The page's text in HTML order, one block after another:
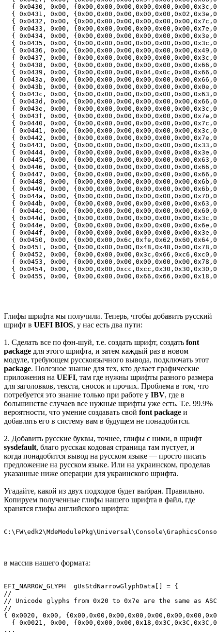
{ 0x0430, 0x00,
{ 0x0431, 0x00,
{ 0x0432, 0x00,
{ 0x0433, 0x00,
{ 0x0434, 0x00,
{ 0x0435, 0x00,
{ 0x0436, 0x00,
{ 0x0437, 0x00,
{ 0x0438, 0x00,
{ 0x0439, 0x00,
{ 0x043a, 0x00,
{ 0x043b, 0x00,
{ 0x043c, 0x00,
{ 0x043d, 0x00,
{ 0x043e, 0x00,
{ 0x043f, 0x00,
{ 0x0440, 0x00,
{ 0x0441, 0x00,
{ 0x0442, 0x00,
{ 0x0443, 0x00,
{ 0x0444, 0x00,
{ 0x0445, 0x00,
{ 0x0446, 0x00,
{ 0x0447, 0x00,
{ 0x0448, 0x00,
{ 0x0449, 0x00,
{ 0x044a, 0x00,
{ 0x044b, 0x00,
{ 0x044c, 0x00,
{ 0x044d, 0x00,
{ 0x044e, 0x00,
{ 0x044f, 0x00,
{ 0x0450, 0x00,
{ 0x0451, 0x00,
{ 0x0452, 0x00,
{ 0x0453, 0x00,
{ 0x0454, 0x00,
{ 0x0455, 0x00,
Глифы шрифта мы получили. Теперь, чтобы добавить русский
шрифт в UEFI BIOS, у нас есть два пути:
1. Сделать все по фэн-шуй, т.е. создать шрифт, создать font
package для этого шрифта, и затем каждый раз в новом
модуле, требующем русскоязычного вывода, подключать этот
package. Полезное знание для тех, кто делает графические
приложения на UEFI, там где нужны шрифты разного размера
для заголовков, текста, сносок и прочих. Проблема в том, что
потребуется это знание только при работе у IBV, где в
большинстве случаев все нужные шрифты уже есть. Т.е. 99.9%
вероятности, что умение создавать свой font package и
добавлять его в систему вам в будущем не понадобится.
2. Добавить русские буквы, точнее, глифы с ними, в шрифт
sysdefault, благо русская кодовая страница там пустует, и
когда понадобится вывод на русском языке — просто писать
предложение на русском языке. Или на украинском, проделав
указанные ниже операции для украинского шрифта.
Угадайте, какой из двух подходов будет выбран. Правильно.
Копируем полученные глифы нашего шрифта в файл, где
хранятся глифы английского шрифта:
в массив нашего формата:
EFI_NARROW_GLYPH  gUsStdNarrowGlyphData[] = {
//
// Unicode glyphs from 0x20 to 0x7e are the same as
//
{ 0x0020, 0x00,
{ 0x0021, 0x00,
...